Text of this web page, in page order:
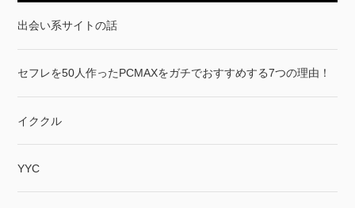
出会い系サイトの話
セフレを50人作ったPCMAXをガチでおすすめする7つの理由！
イククル
YYC